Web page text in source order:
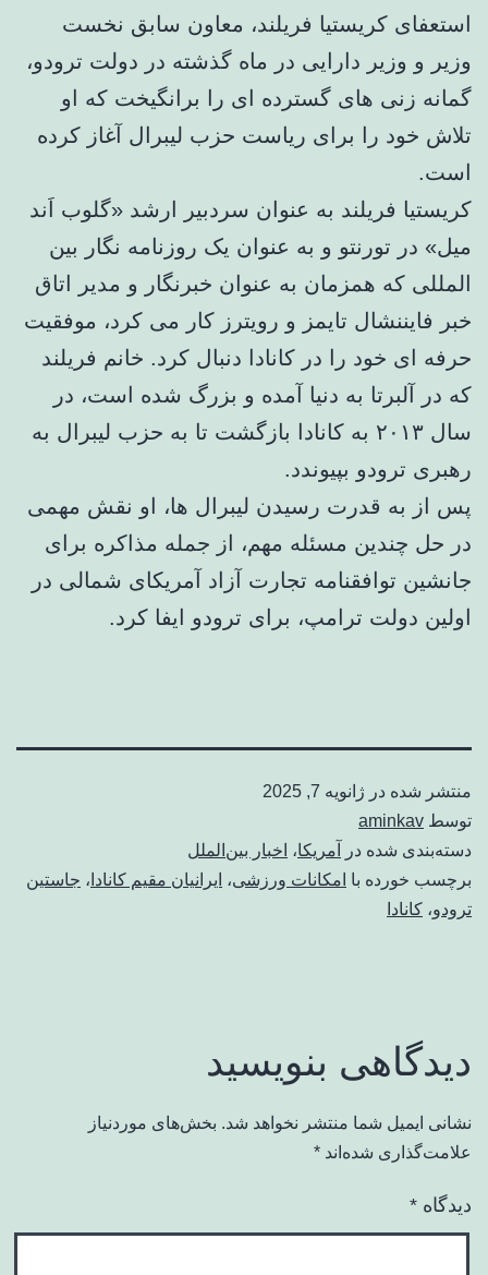
استعفای کریستیا فریلند، معاون سابق نخست
وزیر و وزیر دارایی در ماه گذشته در دولت ترودو،
گمانه زنی های گسترده ای را برانگیخت که او
تلاش خود را برای ریاست حزب لیبرال آغاز کرده
است.
کریستیا فریلند به عنوان سردبیر ارشد «گلوب اَند
میل» در تورنتو و به عنوان یک روزنامه نگار بین
المللی که همزمان به عنوان خبرنگار و مدیر اتاق
خبر فایننشال تایمز و رویترز کار می کرد، موفقیت
حرفه ای خود را در کانادا دنبال کرد. خانم فریلند
که در آلبرتا به دنیا آمده و بزرگ شده است، در
سال ۲۰۱۳ به کانادا بازگشت تا به حزب لیبرال به
رهبری ترودو بپیوندد.
پس از به قدرت رسیدن لیبرال ها، او نقش مهمی
در حل چندین مسئله مهم، از جمله مذاکره برای
جانشین توافقنامه تجارت آزاد آمریکای شمالی در
اولین دولت ترامپ، برای ترودو ایفا کرد.
منتشر شده در ژانویه 7, 2025
توسط aminkav
دسته‌بندی شده در
آمریکا، اخبار بین‌الملل
برچسب خورده با امکانات ورزشی، ایرانیان مقیم کانادا ، جاستین
ترودو، کانادا
دیدگاهی بنویسید
نشانی ایمیل شما منتشر نخواهد شد. بخش‌های موردنیاز
علامت‌گذاری شده‌اند *
دیدگاه *